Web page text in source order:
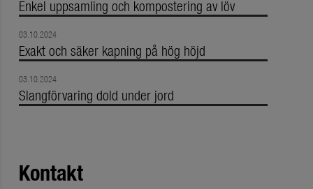
Enkel uppsamling och kompostering av löv
03.10.2024
Exakt och säker kapning på hög höjd
03.10.2024
Slangförvaring dold under jord
Kontakt